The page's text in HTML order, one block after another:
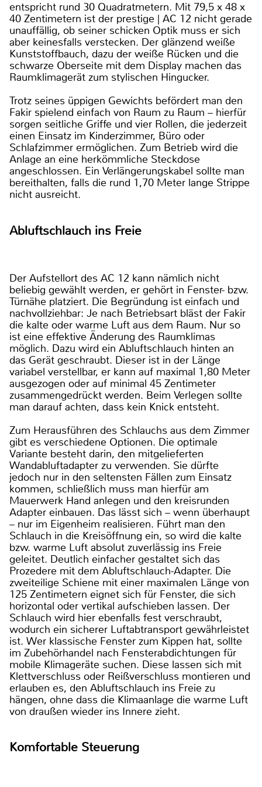
entspricht rund 30 Quadratmetern. Mit 79,5 x 48 x
40 Zentimetern ist der prestige | AC 12 nicht gerade
unauffällig, ob seiner schicken Optik muss er sich
aber keinesfalls verstecken. Der glänzend weiße
Kunststoffbauch, dazu der weiße Rücken und die
schwarze Oberseite mit dem Display machen das
Raumklimagerät zum stylischen Hingucker.
Trotz seines üppigen Gewichts befördert man den
Fakir spielend einfach von Raum zu Raum – hierfür
sorgen seitliche Griffe und vier Rollen, die jederzeit
einen Einsatz im Kinderzimmer, Büro oder
Schlafzimmer ermöglichen. Zum Betrieb wird die
Anlage an eine herkömmliche Steckdose
angeschlossen. Ein Verlängerungskabel sollte man
bereithalten, falls die rund 1,70 Meter lange Strippe
nicht ausreicht.
Abluftschlauch ins Freie
Der Aufstellort des AC 12 kann nämlich nicht
beliebig gewählt werden, er gehört in Fenster- bzw.
Türnähe platziert. Die Begründung ist einfach und
nachvollziehbar: Je nach Betriebsart bläst der Fakir
die kalte oder warme Luft aus dem Raum. Nur so
ist eine effektive Änderung des Raumklimas
möglich. Dazu wird ein Abluftschlauch hinten an
das Gerät geschraubt. Dieser ist in der Länge
variabel verstellbar, er kann auf maximal 1,80 Meter
ausgezogen oder auf minimal 45 Zentimeter
zusammengedrückt werden. Beim Verlegen sollte
man darauf achten, dass kein Knick entsteht.
Zum Herausführen des Schlauchs aus dem Zimmer
gibt es verschiedene Optionen. Die optimale
Variante besteht darin, den mitgelieferten
Wandabluftadapter zu verwenden. Sie dürfte
jedoch nur in den seltensten Fällen zum Einsatz
kommen, schließlich muss man hierfür am
Mauerwerk Hand anlegen und den kreisrunden
Adapter einbauen. Das lässt sich – wenn überhaupt
– nur im Eigenheim realisieren. Führt man den
Schlauch in die Kreisöffnung ein, so wird die kalte
bzw. warme Luft absolut zuverlässig ins Freie
geleitet. Deutlich einfacher gestaltet sich das
Prozedere mit dem Abluftschlauch-Adapter. Die
zweiteilige Schiene mit einer maximalen Länge von
125 Zentimetern eignet sich für Fenster, die sich
horizontal oder vertikal aufschieben lassen. Der
Schlauch wird hier ebenfalls fest verschraubt,
wodurch ein sicherer Luftabtransport gewährleistet
ist. Wer klassische Fenster zum Kippen hat, sollte
im Zubehörhandel nach Fensterabdichtungen für
mobile Klimageräte suchen. Diese lassen sich mit
Klettverschluss oder Reißverschluss montieren und
erlauben es, den Abluftschlauch ins Freie zu
hängen, ohne dass die Klimaanlage die warme Luft
von draußen wieder ins Innere zieht.
Komfortable Steuerung